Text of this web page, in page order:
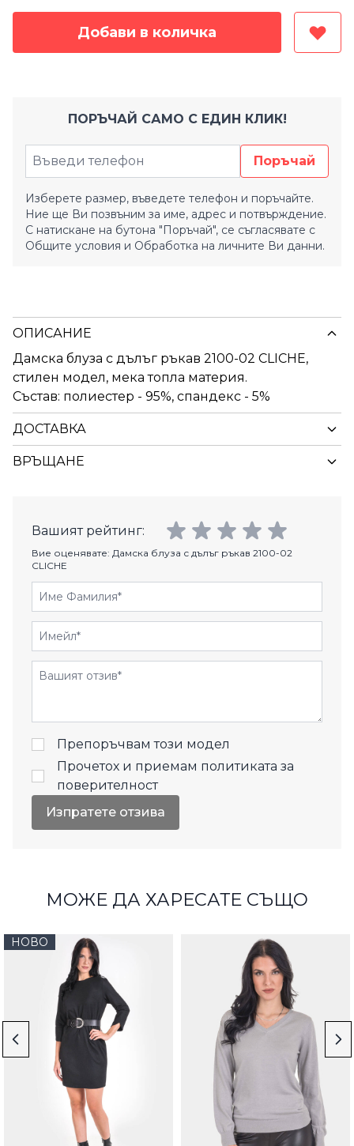
Добави в количка
ПОРЪЧАЙ САМО С ЕДИН КЛИК!
Поръчай
Изберете размер, въведете телефон и поръчайте.
Ние ще Ви позвъним за име, адрес и потвърждение.
С натискане на бутона "Поръчай", се съгласявате с
Общите условия и Обработка на личните Ви данни.
ОПИСАНИЕ
Дамска блуза с дълъг ръкав 2100-02 CLICHE,
стилен модел, мека топла материя.
Състав: полиестер - 95%, спандекс - 5%
ДОСТАВКА
ВРЪЩАНЕ
Вашият рейтинг:
Вие оценявате: Дамска блуза с дълъг ръкав 2100-02
CLICHE
Име Фамилия
Имейл
Отзиви
Препоръчвам този модел
Прочетох и приемам политиката за
поверителност
Изпратете отзива
МОЖЕ ДА ХАРЕСАТЕ СЪЩО
НОВО